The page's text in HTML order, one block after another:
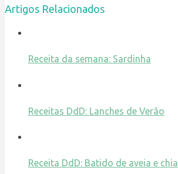
Artigos Relacionados
Receita da semana: Sardinha
Receitas DdD: Lanches de Verão
Receita DdD: Batido de aveia e chia